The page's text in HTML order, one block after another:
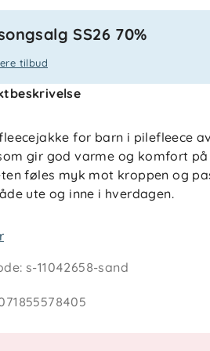
SS26 70%
tilbud
for barn i pilefleece
gir god varme og komfort
føles myk mot kroppen og
ute og inne i hverdagen.
er lett og fleksibel, og
passform gir barnet frihet til å
:s-11042658-sand